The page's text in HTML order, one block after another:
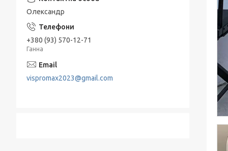
Олександр
+380 (93) 570-12-71
Ганна
vispromax2023@gmail.com